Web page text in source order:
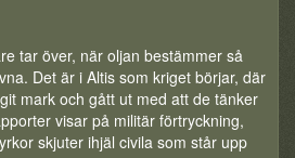
tar över, när oljan bestämmer så
Det är i Altis som kriget börjar, där
mark och gått ut med att de tänker
visar på militär förtryckning,
skjuter ihjäl civila som står upp